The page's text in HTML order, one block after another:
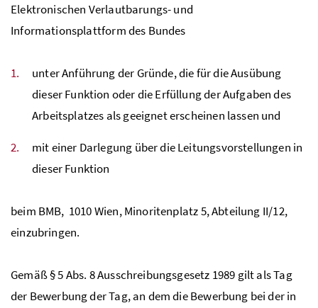
Elektronischen Verlautbarungs- und
Informationsplattform des Bundes
unter Anführung der Gründe, die für die Ausübung
dieser Funktion oder die Erfüllung der Aufgaben des
Arbeitsplatzes als geeignet erscheinen lassen und
mit einer Darlegung über die Leitungsvorstellungen in
dieser Funktion
beim BMB, 1010 Wien, Minoritenplatz 5, Abteilung II/12,
einzubringen.
Gemäß § 5Abs. 8 Ausschreibungsgesetz 1989 gilt als Tag
der Bewerbung der Tag, an dem die Bewerbung bei der in